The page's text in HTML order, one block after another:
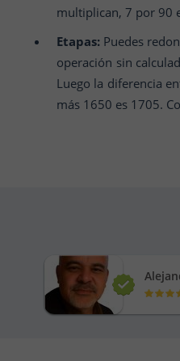
multiplican, 7 por 90
Etapas: Puedes
operación sin
Luego la diferencia
más 1650 es 1705.